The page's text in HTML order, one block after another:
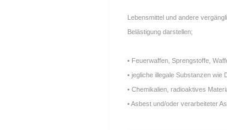
Lebensmittel und andere
Belästigung darstellen;
• Feuerwaffen, Sprengstoffe,
• jegliche illegale Substanzen
• Chemikalien, radioaktives
• Asbest und/oder verarbeiteter